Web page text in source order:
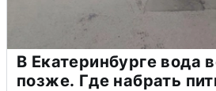
В Екатеринбурге вода
позже. Где набрать